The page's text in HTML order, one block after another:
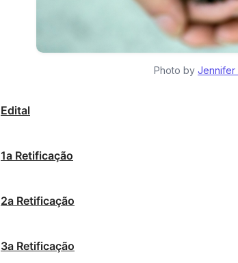
Photo by Jennifer
Edital
1a Retificação
2a Retificação
3a Retificação